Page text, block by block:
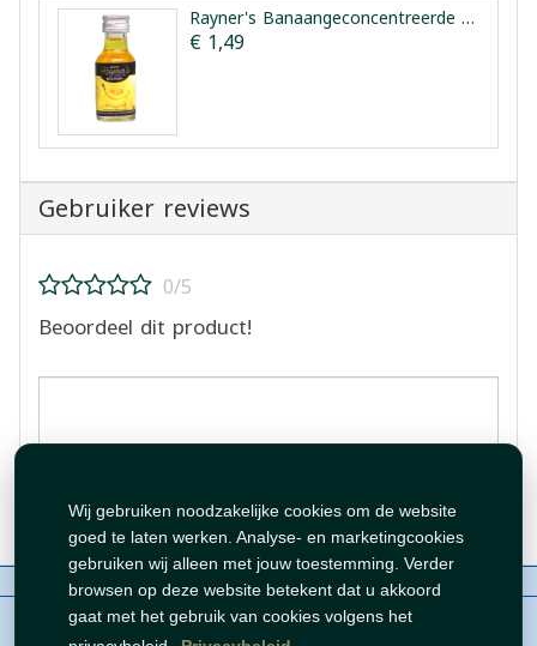
Wij gebruiken noodzakelijke cookies om de website
goed te laten werken. Analyse- en marketingcookies
gebruiken wij alleen met jouw toestemming. Verder
browsen op deze website betekent dat u akkoord
gaat met het gebruik van cookies volgens het
Rayner's Banaangeconcentreerde Smaakessentie 25ml
€ 1,49
Gebruiker reviews
0/5
Beoordeel dit product!
Beoordeling plaatsen
Over ons Beleid
WhatsAppen
auteursrechten©Tawfeer 2018-2026